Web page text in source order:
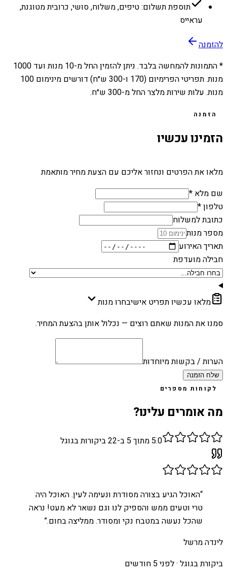
תוספת תשלום: טיפים, משלוח, סושי, כרובית מטוגנת,
עראייס
להזמנה
* התמונות להמחשה בלבד. ניתן להזמין החל מ-10 מנות ועד 1000
מנות. תפריטי הפרימיום (170 ו-300 ש״ח) דורשים מינימום 100
מנות. עלות שירות מלצר החל מ-300 ש״ח.
הזמנה
הזמינו עכשיו
מלאו את הפרטים ונחזור אליכם עם הצעת מחיר מותאמת
שם מלא *
טלפון *
כתובת למשלוח
מספר מנות
תאריך האירוע
חבילה מועדפת
מלאו עכשיו תפריט אישיבחרו מנות
סמנו את המנות שאתם רוצים — נכלול אותן בהצעת המחיר.
הערות / בקשות מיוחדות
שלח הזמנה
לקוחות מספרים
מה אומרים עלינו?
5.0 מתוך 5 ב- 22ביקורות בגוגל
“האוכל הגיע בצורה מסודרת ונעימה לעין. האוכל היה
טרי וטעים ממש והספיק לנו וגם נשאר לא מעט! נראה
שהכל נעשה במטבח נקי ומסודר. ממליצה בחום.”
לינדה מרשל
ביקורת בגוגל ·לפני 5 חודשים